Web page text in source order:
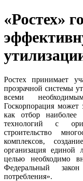
«Ростех»
Ростех принимает
прозрачной системы
всеми
Госкорпорация может
как отбор
технологий с
строительство
комплексов,
организация единой
целью необходимо
Федеральный
потребления».